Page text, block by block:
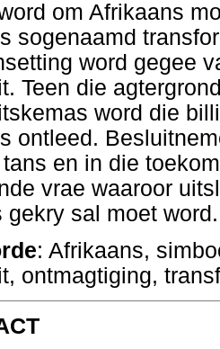
om Afrikaans
sogenaamd
word gegee
Teen die
word die
ontleed.
en in die
vrae waaroor
gekry sal moet word.
: Afrikaans,
ontmagtiging,